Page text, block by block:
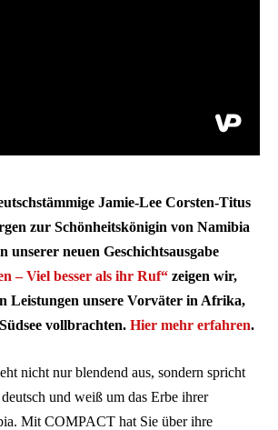
Jamie-Lee Corsten-Titus
zur Schönheitskönigin von Namibia
unserer neuen Geschichtsausgabe
– Viel besser als ihr Ruf“ zeigen wir,
Leistungen unsere Vorväter in Afrika,
vollbrachten. Hier mehr erfahren.
nicht nur blendend aus, sondern spricht
und weiß um das Erbe ihrer
Mit COMPACT hat Sie über ihre